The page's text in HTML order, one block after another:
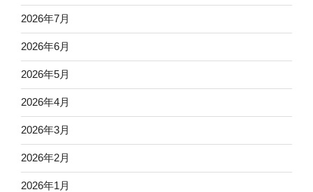
2026年7月
2026年6月
2026年5月
2026年4月
2026年3月
2026年2月
2026年1月